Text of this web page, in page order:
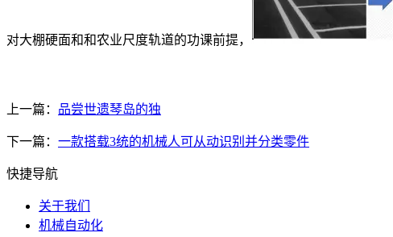
对大棚硬面和和农业尺度轨道的功课前提，
上一篇： 品尝世遗琴岛的独
下一篇： 一款搭载3统的机械人可从动识别并分类零件
快捷导航
关于我们
机械自动化